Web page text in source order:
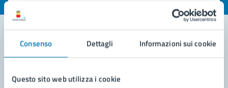
Consenso Dettagli Informazioni sui cookie
Questo sito web utilizza i cookie
Contatta il comune
Leggi le domande frequenti